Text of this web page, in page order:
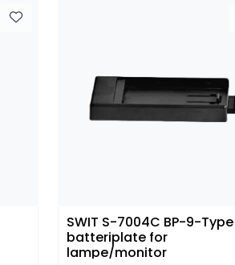
SWIT S-7004C BP-9-Type
batteriplate for
lampe/monitor